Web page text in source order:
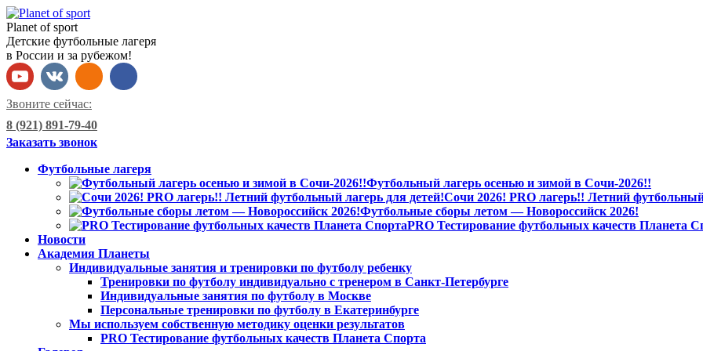
Planet of sport
Детские футбольные лагеря
в России и за рубежом!
Звоните сейчас:
8 (921) 891-79-40
Заказать звонок
Футбольные лагеря
Футбольный лагерь осенью и зимой в Сочи-2026!!
Сочи 2026! PRO лагерь!! Летний футбольный
Футбольные сборы летом — Новороссийск 2026!
PRO Тестирование футбольных качеств Планета
Новости
Академия Планеты
Индивидуальные занятия и тренировки по футболу ребенку
Тренировки по футболу индивидуально с тренером в Санкт-Петербурге
Индивидуальные занятия по футболу в Москве
Персональные тренировки по футболу в Екатеринбурге
Мы используем собственную методику оценки результатов
PRO Тестирование футбольных качеств Планета Спорта